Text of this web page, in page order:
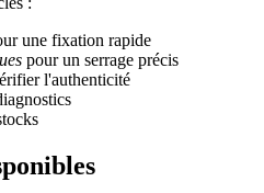
une fixation rapide
pour un serrage précis
l'authenticité